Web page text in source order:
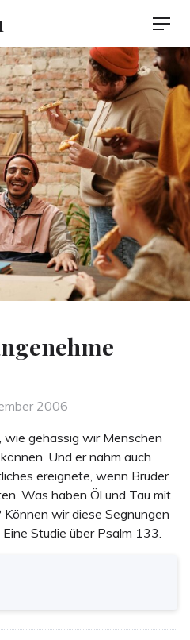
2006
gehässig wir Menschen
Und er nahm auch
ereignete, wenn Brüder
Was haben Öl und Tau mit
wir diese Segnungen
Studie über Psalm 133.